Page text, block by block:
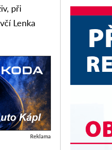
při
Lenka
Reklama